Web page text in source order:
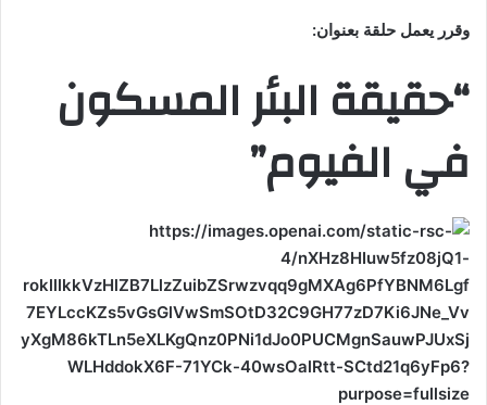
وقرر يعمل حلقة بعنوان:
“حقيقة البئر المسكون
في الفيوم”